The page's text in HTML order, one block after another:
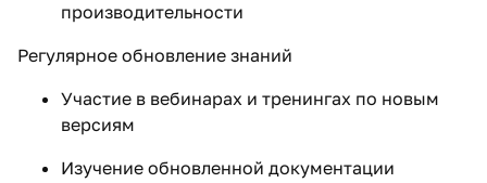
производительности
Регулярное обновление знаний
Участие в вебинарах и тренингах по новым
версиям
Изучение обновленной документации